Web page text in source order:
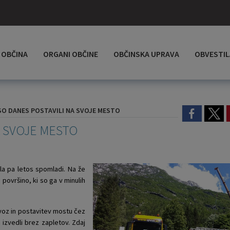
OBČINA ORGANI OBČINE OBČINSKA UPRAVA
DANES POSTAVILI NA SVOJE MESTO
MESTO
pa letos spomladi. Na že
ki so ga v minulih
in postavitev mostu čez
brez zapletov. Zdaj